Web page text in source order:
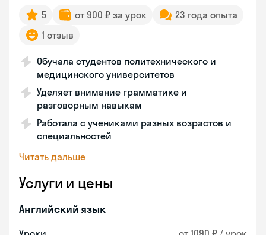
5 от 900 ₽ за урок
23 года опыта
1 отзыв
Обучала студентов политехнического и
медицинского университетов
Уделяет внимание грамматике и
разговорным навыкам
Работала с учениками разных возрастов и
специальностей
Читать дальше
Услуги и цены
Английский язык